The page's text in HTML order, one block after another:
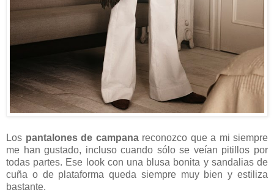
Los pantalones de campanareconozco que a mi siempre
me han gustado, incluso cuando sólo se veían pitillos por
todas partes. Ese look con una blusa bonita y sandalias de
cuña o de plataforma queda siempre muy bien y estiliza
bastante.